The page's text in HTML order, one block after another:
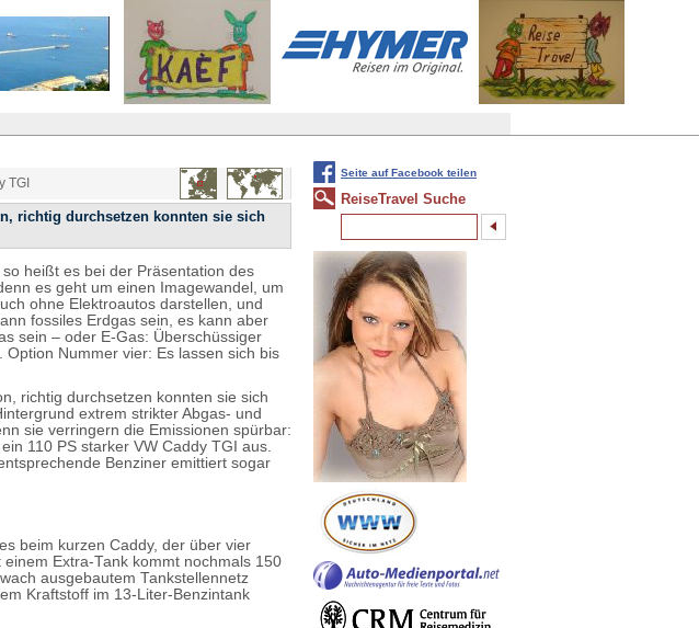
TGI
richtig durchsetzen konnten sie sich
heißt es bei der Präsentation des
es geht um einen Imagewandel, um
ohne Elektroautos darstellen, und
fossiles Erdgas sein, es kann aber
sein – oder E-Gas: Überschüssiger
Nummer vier: Es lassen sich bis
richtig durchsetzen konnten sie sich
extrem strikter Abgas- und
sie verringern die Emissionen spürbar:
110 PS starker VW Caddy TGI aus.
Benziner emittiert sogar
beim kurzen Caddy, der über vier
Extra-Tank kommt nochmals 150
ausgebautem Tankstellennetz
Kraftstoff im 13-Liter-Benzintank
Seite auf Facebook teilen
ReiseTravel Suche